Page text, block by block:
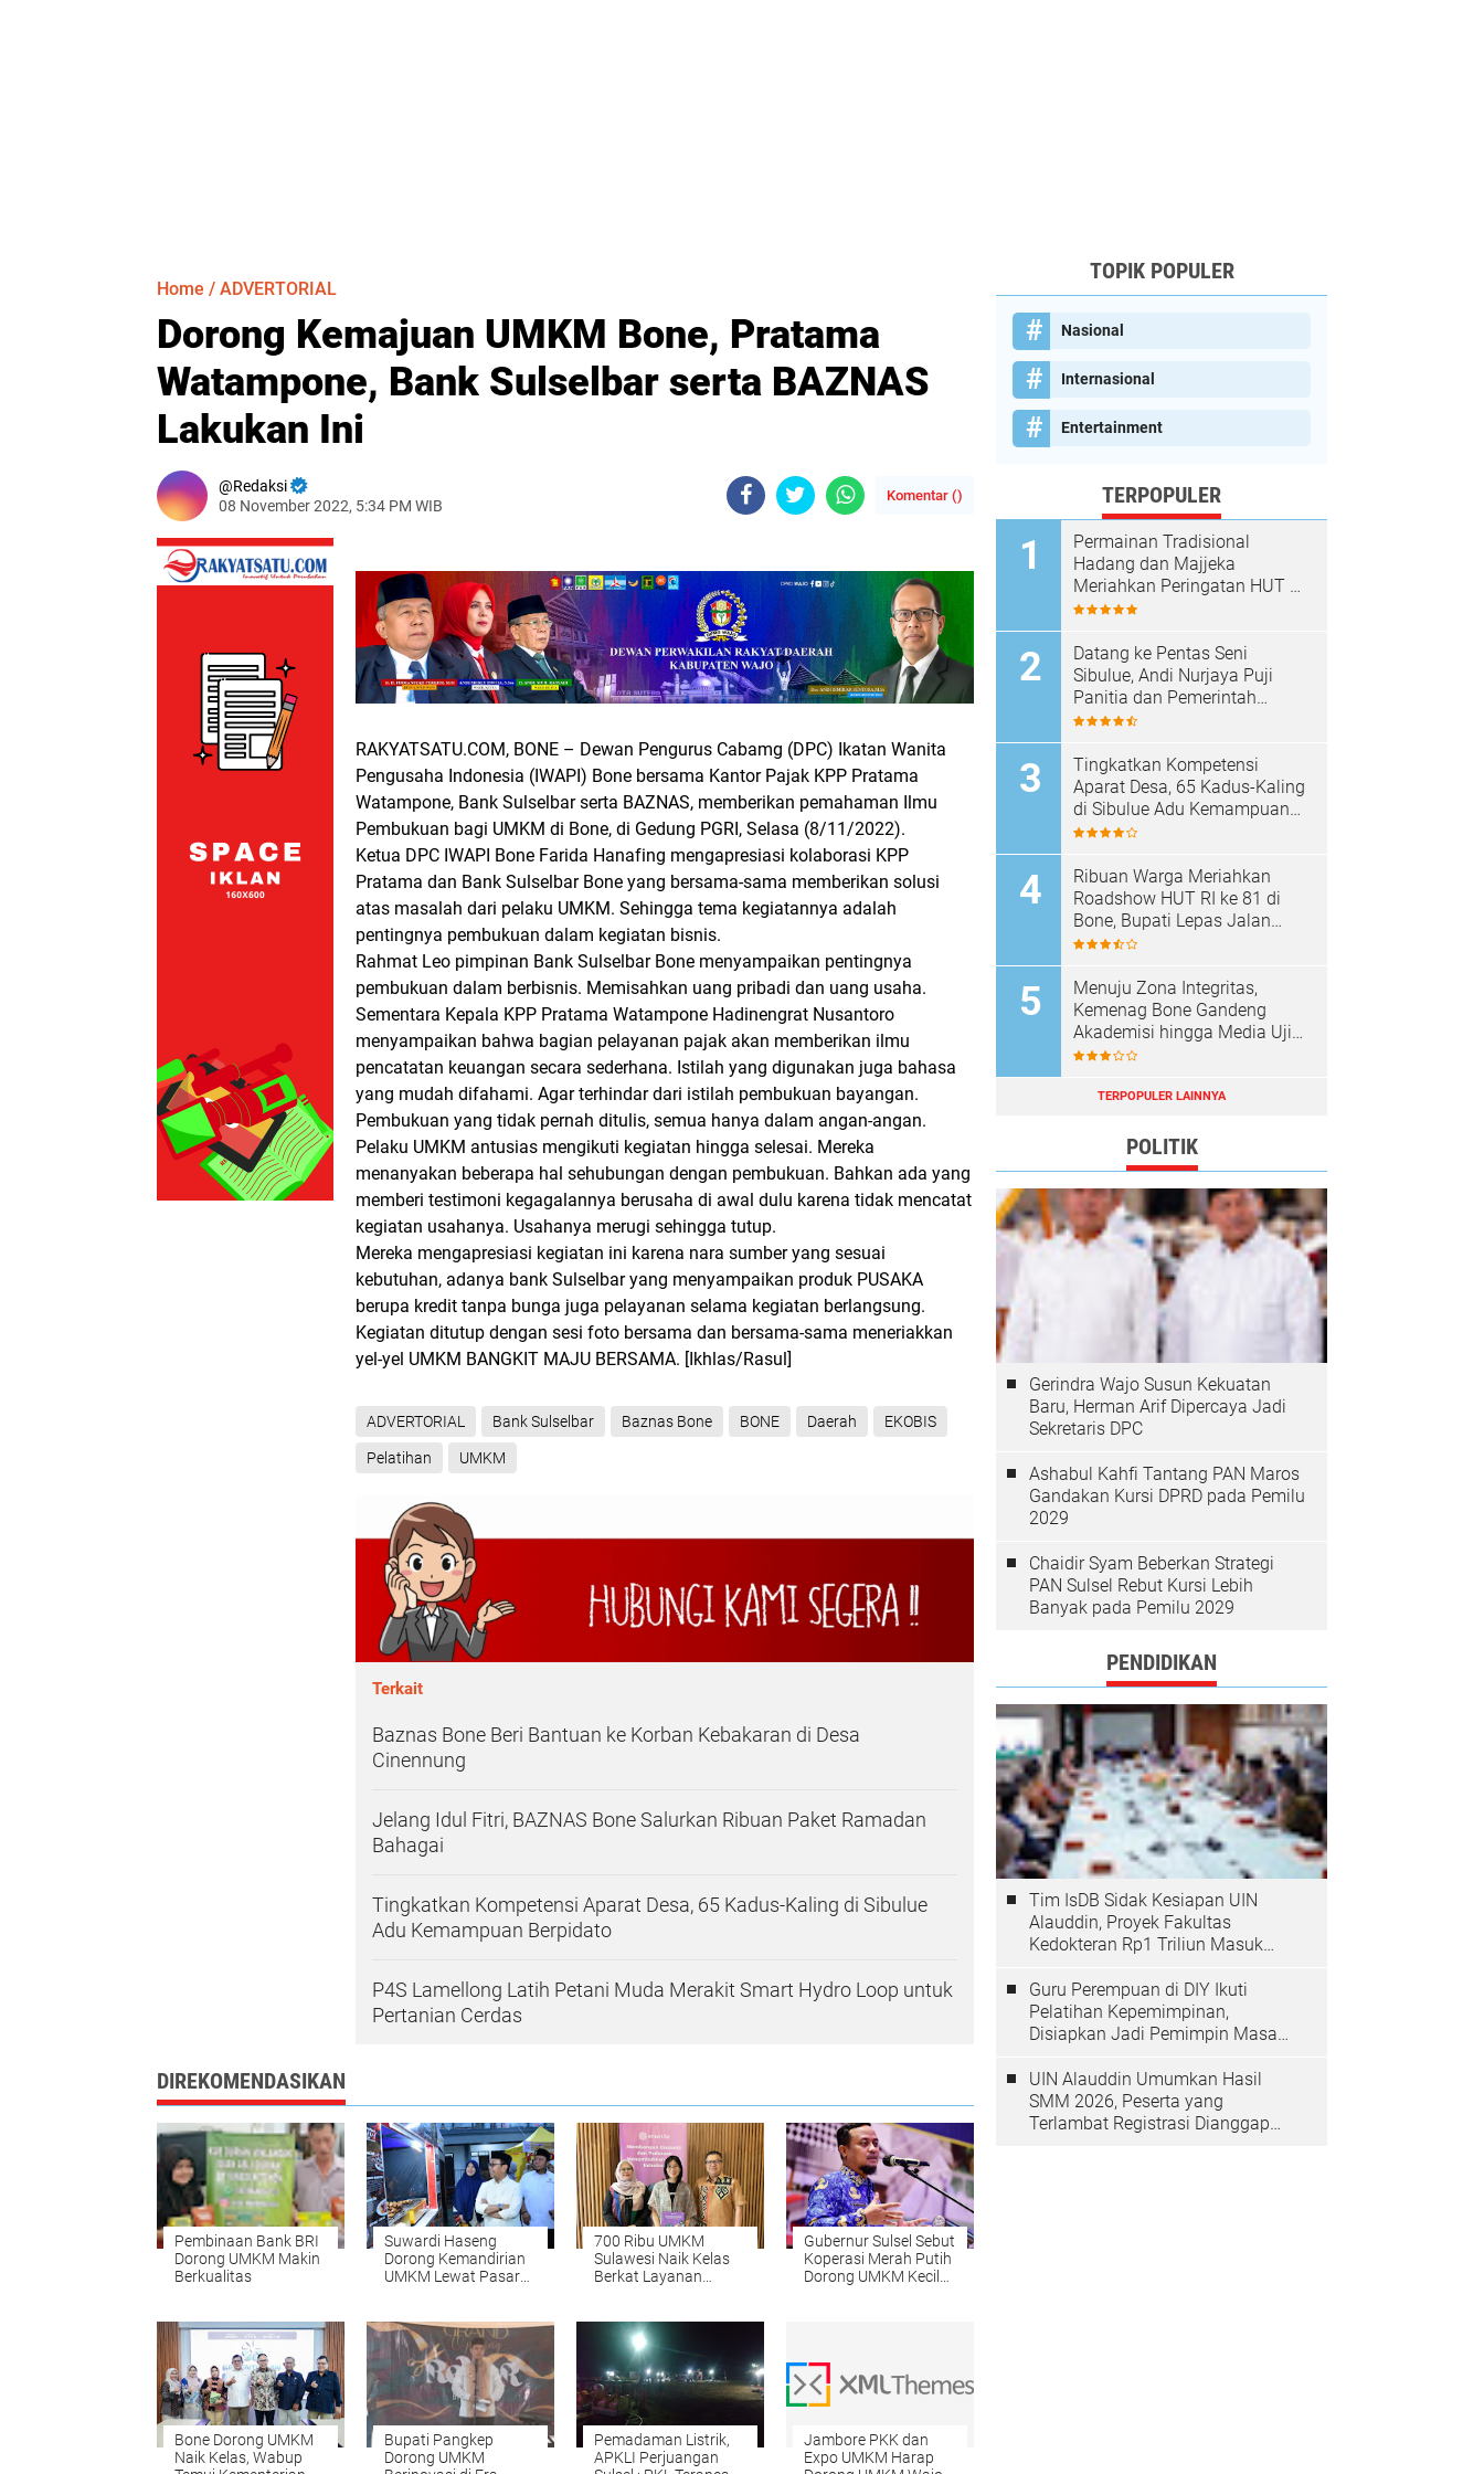
Home / ADVERTORIAL
Dorong Kemajuan UMKM Bone, Pratama
Watampone, Bank Sulselbar serta BAZNAS
Lakukan Ini
Redaksi
08 November 2022, 5:34 PM WIB
Komentar ()
RAKYATSATU.COM, BONE – Dewan Pengurus Cabamg (DPC) Ikatan Wanita
Pengusaha Indonesia (IWAPI) Bone bersama Kantor Pajak KPP Pratama
Watampone, Bank Sulselbar serta BAZNAS, memberikan pemahaman Ilmu
Pembukuan bagi UMKM di Bone, di Gedung PGRI, Selasa (8/11/2022).
Ketua DPC IWAPI Bone Farida Hanafing mengapresiasi kolaborasi KPP
Pratama dan Bank Sulselbar Bone yang bersama-sama memberikan solusi
atas masalah dari pelaku UMKM. Sehingga tema kegiatannya adalah
pentingnya pembukuan dalam kegiatan bisnis.
Rahmat Leo pimpinan Bank Sulselbar Bone menyampaikan pentingnya
pembukuan dalam berbisnis. Memisahkan uang pribadi dan uang usaha.
Sementara Kepala KPP Pratama Watampone Hadinengrat Nusantoro
menyampaikan bahwa bagian pelayanan pajak akan memberikan ilmu
pencatatan keuangan secara sederhana. Istilah yang digunakan juga bahasa
yang mudah difahami. Agar terhindar dari istilah pembukuan bayangan.
Pembukuan yang tidak pernah ditulis, semua hanya dalam angan-angan.
Pelaku UMKM antusias mengikuti kegiatan hingga selesai. Mereka
menanyakan beberapa hal sehubungan dengan pembukuan. Bahkan ada yang
memberi testimoni kegagalannya berusaha di awal dulu karena tidak mencatat
kegiatan usahanya. Usahanya merugi sehingga tutup.
Mereka mengapresiasi kegiatan ini karena nara sumber yang sesuai
kebutuhan, adanya bank Sulselbar yang menyampaikan produk PUSAKA
berupa kredit tanpa bunga juga pelayanan selama kegiatan berlangsung.
Kegiatan ditutup dengan sesi foto bersama dan bersama-sama meneriakkan
yel-yel UMKM BANGKIT MAJU BERSAMA. [Ikhlas/Rasul]
ADVERTORIAL Bank Sulselbar Baznas Bone BONE Daerah EKOBIS
Pelatihan UMKM
Terkait
Baznas Bone Beri Bantuan ke Korban Kebakaran di Desa
Cinennung
Jelang Idul Fitri, BAZNAS Bone Salurkan Ribuan Paket Ramadan
Bahagai
Tingkatkan Kompetensi Aparat Desa, 65 Kadus-Kaling di Sibulue
Adu Kemampuan Berpidato
P4S Lamellong Latih Petani Muda Merakit Smart Hydro Loop untuk
Pertanian Cerdas
DIREKOMENDASIKAN
Pembinaan Bank BRI
Dorong UMKM Makin
Berkualitas
Suwardi Haseng
Dorong Kemandirian
UMKM Lewat Pasar
700 Ribu UMKM
Sulawesi Naik Kelas
Berkat Layanan
Gubernur Sulsel Sebut
Koperasi Merah Putih
Dorong UMKM Kecil
Bone Dorong UMKM
Naik Kelas, Wabup
Bupati Pangkep
Dorong UMKM
Pemadaman Listrik,
APKLI Perjuangan
Jambore PKK dan
Expo UMKM Harap
TOPIK POPULER
Nasional
Internasional
Entertainment
TERPOPULER
Permainan Tradisional
Hadang dan Majjeka
Meriahkan Peringatan HUT RI
di Sibulue
Datang ke Pentas Seni
Sibulue, Andi Nurjaya Puji
Panitia dan Pemerintah
Kecamatan
Tingkatkan Kompetensi
Aparat Desa, 65 Kadus-Kaling
di Sibulue Adu Kemampuan
Berpidato
Ribuan Warga Meriahkan
Roadshow HUT RI ke 81 di
Bone, Bupati Lepas Jalan
Santai
Menuju Zona Integritas,
Kemenag Bone Gandeng
Akademisi hingga Media Uji
Standar Pelayanan
TERPOPULER LAINNYA
POLITIK
Gerindra Wajo Susun Kekuatan
Baru, Herman Arif Dipercaya Jadi
Sekretaris DPC
Ashabul Kahfi Tantang PAN Maros
Gandakan Kursi DPRD pada Pemilu
2029
Chaidir Syam Beberkan Strategi
PAN Sulsel Rebut Kursi Lebih
Banyak pada Pemilu 2029
PENDIDIKAN
Tim IsDB Sidak Kesiapan UIN
Alauddin, Proyek Fakultas
Kedokteran Rp1 Triliun Masuk
Guru Perempuan di DIY Ikuti
Pelatihan Kepemimpinan,
Disiapkan Jadi Pemimpin Masa
UIN Alauddin Umumkan Hasil
SMM 2026, Peserta yang
Terlambat Registrasi Dianggap